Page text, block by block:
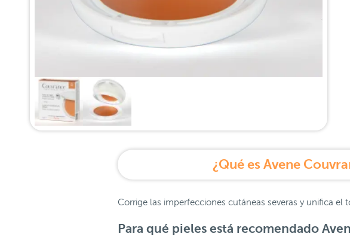
¿Qué es Avene
Corrige las imperfecciones cutáneas severas y unifica el
Para qué pieles está recomendado